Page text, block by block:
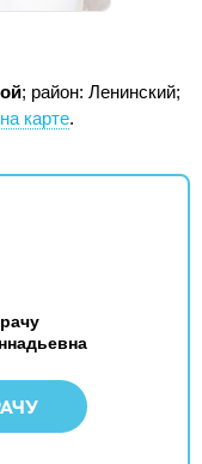
; район: Ленинский;
карте.